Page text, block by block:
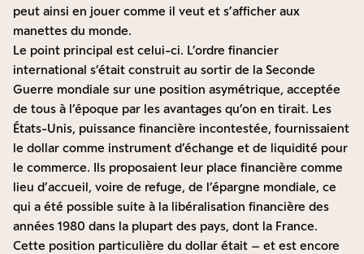
peut ainsi en jouer comme il veut et s’afficher aux
manettes du monde.
Le point principal est celui-ci. L’ordre financier
international s’était construit au sortir de la Seconde
Guerre mondiale sur une position asymétrique, acceptée
de tous à l’époque par les avantages qu’on en tirait. Les
États-Unis, puissance financière incontestée, fournissaient
le dollar comme instrument d’échange et de liquidité pour
le commerce. Ils proposaient leur place financière comme
lieu d’accueil, voire de refuge, de l’épargne mondiale, ce
qui a été possible suite à la libéralisation financière des
années 1980 dans la plupart des pays, dont la France.
Cette position particulière du dollar était – et est encore